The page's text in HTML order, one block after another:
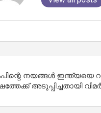
നയങ്ങൾ
അടുപ്പിച്ചതായി